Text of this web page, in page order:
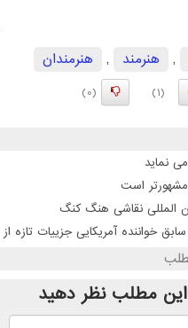
, هنرمند ,
هنرمندان
(1)
(0)
نماید
است
المللی نقاشی هنگ کنگ
خواننده آمریکایی جزییات تازه
مطلب نظر دهید